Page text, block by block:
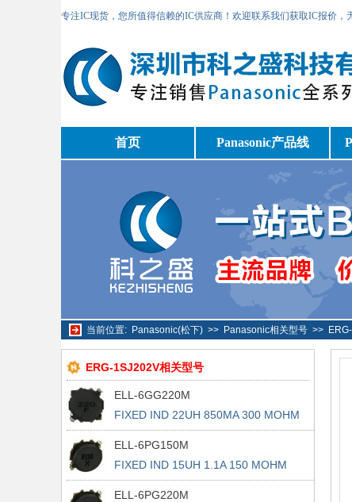
专注IC现货，您所值得信赖的IC供应商！欢迎联系我们获取IC报价，
首页 Panasonic产品线
当前位置: Panasonic(松下) >> Panasonic相关型号 >>
ERG-1SJ202V相关型号
ELL-6GG220M
FIXED IND 22UH 850MA 300 MOHM
ELL-6PG150M
FIXED IND 15UH 1.1A 150 MOHM
SMD
ELL-6PG220M